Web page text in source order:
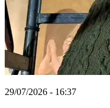
29/07/2026 - 16:37